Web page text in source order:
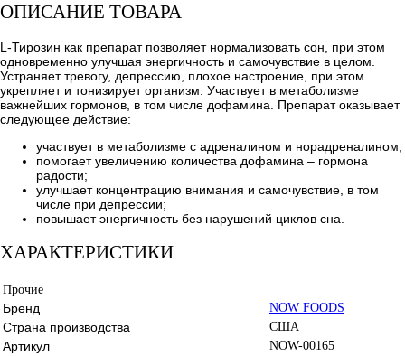
ОПИСАНИЕ ТОВАРА
L-Тирозин как препарат позволяет нормализовать сон, при этом
одновременно улучшая энергичность и самочувствие в целом.
Устраняет тревогу, депрессию, плохое настроение, при этом
укрепляет и тонизирует организм. Участвует в метаболизме
важнейших гормонов, в том числе дофамина. Препарат оказывает
следующее действие:
участвует в метаболизме с адреналином и норадреналином;
помогает увеличению количества дофамина – гормона
радости;
улучшает концентрацию внимания и самочувствие, в том
числе при депрессии;
повышает энергичность без нарушений циклов сна.
ХАРАКТЕРИСТИКИ
Прочие
Бренд NOW FOODS
Страна производства США
Артикул NOW-00165